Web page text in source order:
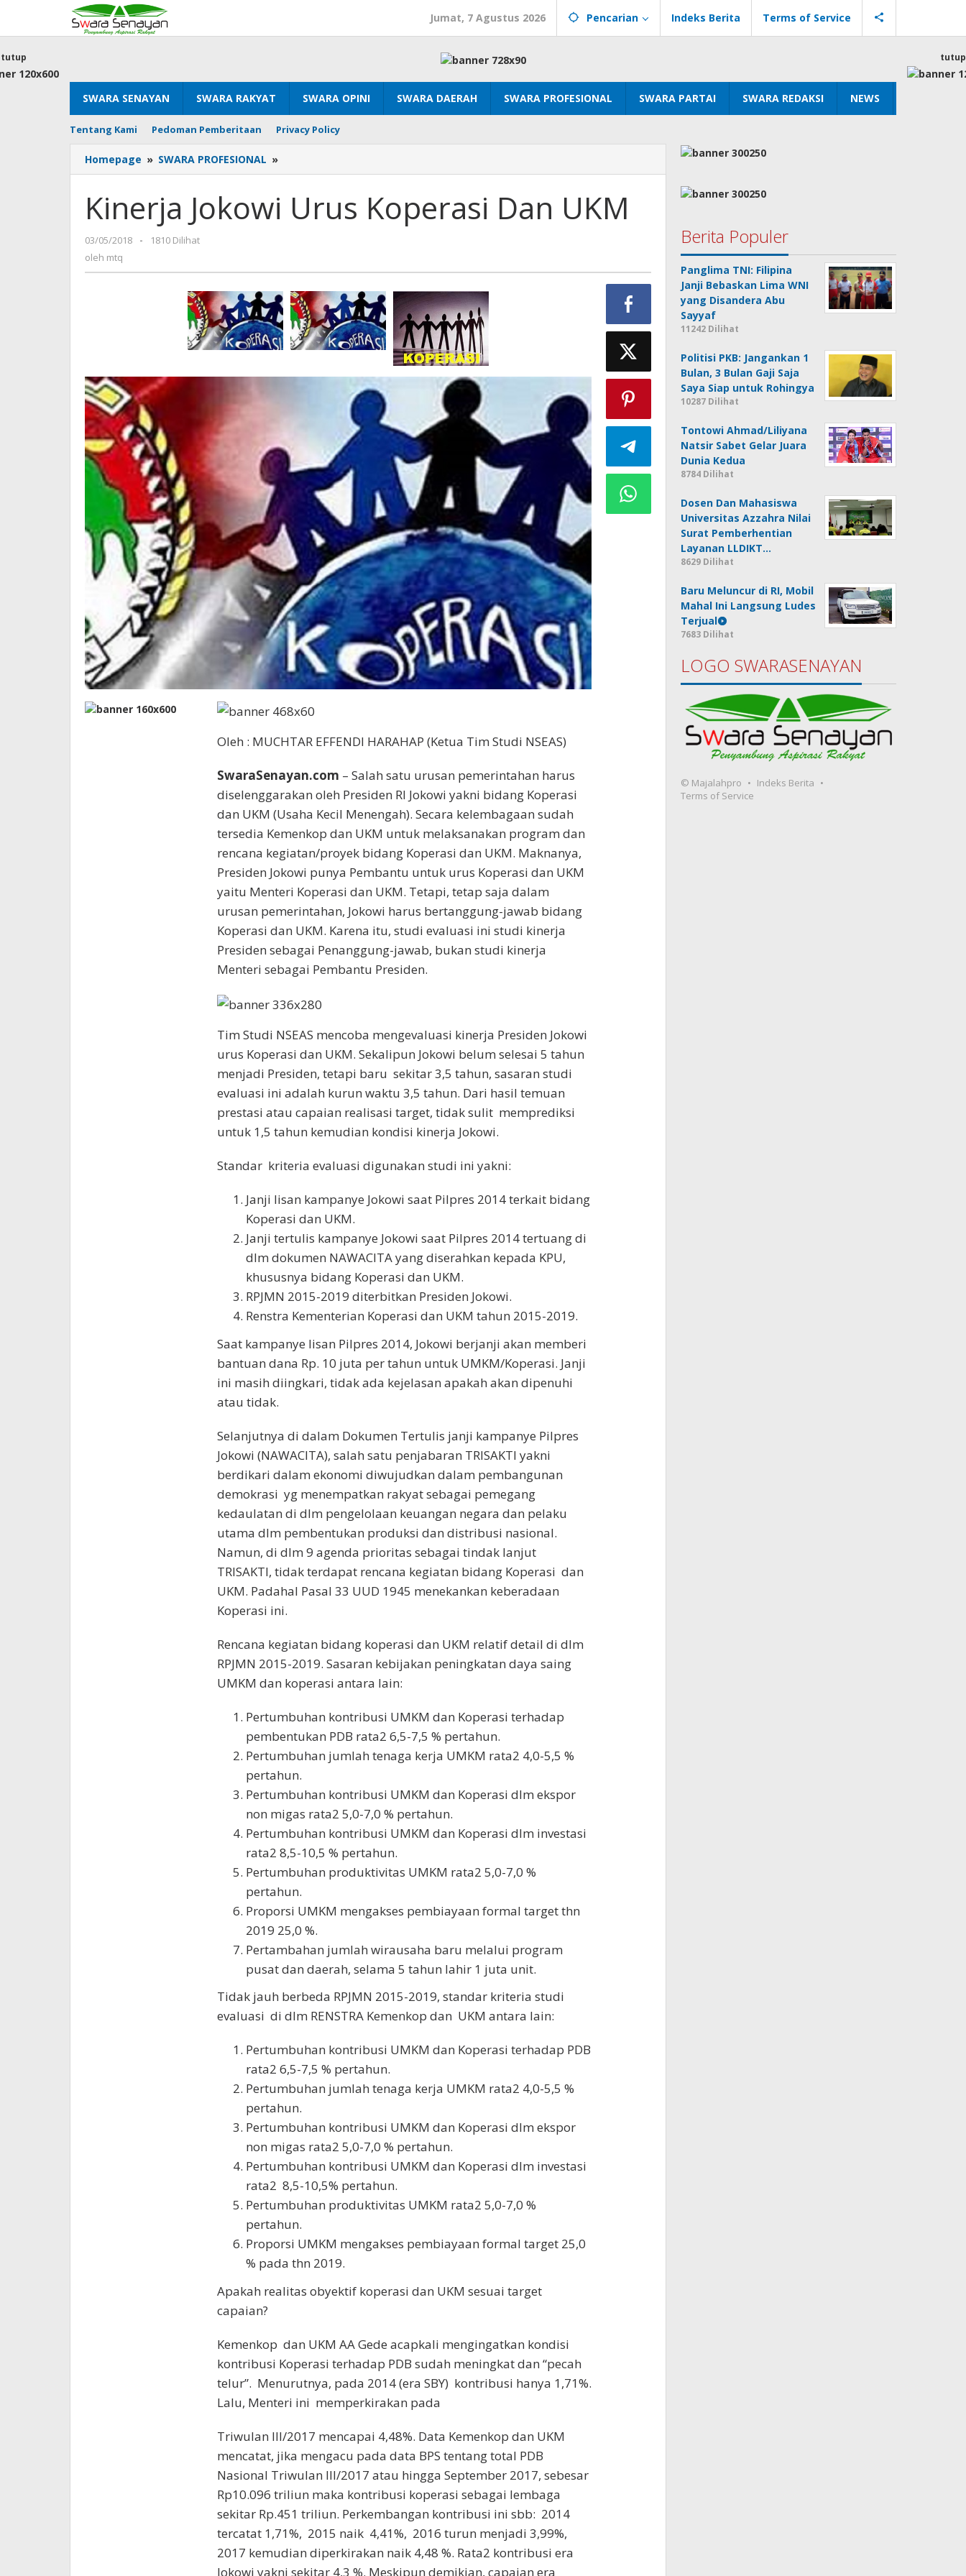
konten
Jumat, 7 Agustus 2026 Pencarian Indeks Berita Terms of Service
SWARA SENAYAN SWARA RAKYAT SWARA OPINI SWARA DAERAH SWARA PROFESIONAL SWARA PARTAI SWARA REDAKSI NEWS
Tentang Kami Pedoman Pemberitaan Privacy Policy
tutup tutup
Homepage » SWARA PROFESIONAL »
Jokowi
Koperasi
Dan
Kinerja Jokowi Urus Koperasi Dan UKM
03/05/2018
oleh
-
1810 Dilihat
oleh mtq
Oleh : MUCHTAR EFFENDI HARAHAP (Ketua Tim Studi NSEAS)
SwaraSenayan.com – Salah satu urusan pemerintahan harus
diselenggarakan oleh Presiden RI Jokowi yakni bidang Koperasi
dan UKM (Usaha Kecil Menengah). Secara kelembagaan sudah
tersedia Kemenkop dan UKM untuk melaksanakan program dan
rencana kegiatan/proyek bidang Koperasi dan UKM. Maknanya,
Presiden Jokowi punya Pembantu untuk urus Koperasi dan UKM
yaitu Menteri Koperasi dan UKM. Tetapi, tetap saja dalam
urusan pemerintahan, Jokowi harus bertanggung-jawab bidang
Koperasi dan UKM. Karena itu, studi evaluasi ini studi kinerja
Presiden sebagai Penanggung-jawab, bukan studi kinerja
Menteri sebagai Pembantu Presiden.
Tim Studi NSEAS mencoba mengevaluasi kinerja Presiden Jokowi
urus Koperasi dan UKM. Sekalipun Jokowi belum selesai 5 tahun
menjadi Presiden, tetapi baru sekitar 3,5 tahun, sasaran studi
evaluasi ini adalah kurun waktu 3,5 tahun. Dari hasil temuan
prestasi atau capaian realisasi target, tidak sulit memprediksi
untuk 1,5 tahun kemudian kondisi kinerja Jokowi.
Standar kriteria evaluasi digunakan studi ini yakni:
Janji lisan kampanye Jokowi saat Pilpres 2014 terkait bidang
Koperasi dan UKM.
Janji tertulis kampanye Jokowi saat Pilpres 2014 tertuang di
dlm dokumen NAWACITA yang diserahkan kepada KPU,
khususnya bidang Koperasi dan UKM.
RPJMN 2015-2019 diterbitkan Presiden Jokowi.
Renstra Kementerian Koperasi dan UKM tahun 2015-2019.
Saat kampanye lisan Pilpres 2014, Jokowi berjanji akan memberi
bantuan dana Rp. 10 juta per tahun untuk UMKM/Koperasi. Janji
ini masih diingkari, tidak ada kejelasan apakah akan dipenuhi
atau tidak.
Selanjutnya di dalam Dokumen Tertulis janji kampanye Pilpres
Jokowi (NAWACITA), salah satu penjabaran TRISAKTI yakni
berdikari dalam ekonomi diwujudkan dalam pembangunan
demokrasi yg menempatkan rakyat sebagai pemegang
kedaulatan di dlm pengelolaan keuangan negara dan pelaku
utama dlm pembentukan produksi dan distribusi nasional.
Namun, di dlm 9 agenda prioritas sebagai tindak lanjut
TRISAKTI, tidak terdapat rencana kegiatan bidang Koperasi dan
UKM. Padahal Pasal 33 UUD 1945 menekankan keberadaan
Koperasi ini.
Rencana kegiatan bidang koperasi dan UKM relatif detail di dlm
RPJMN 2015-2019. Sasaran kebijakan peningkatan daya saing
UMKM dan koperasi antara lain:
Pertumbuhan kontribusi UMKM dan Koperasi terhadap
pembentukan PDB rata2 6,5-7,5 % pertahun.
Pertumbuhan jumlah tenaga kerja UMKM rata2 4,0-5,5 %
pertahun.
Pertumbuhan kontribusi UMKM dan Koperasi dlm ekspor
non migas rata2 5,0-7,0 % pertahun.
Pertumbuhan kontribusi UMKM dan Koperasi dlm investasi
rata2 8,5-10,5 % pertahun.
Pertumbuhan produktivitas UMKM rata2 5,0-7,0 %
pertahun.
Proporsi UMKM mengakses pembiayaan formal target thn
2019 25,0 %.
Pertambahan jumlah wirausaha baru melalui program
pusat dan daerah, selama 5 tahun lahir 1 juta unit.
Tidak jauh berbeda RPJMN 2015-2019, standar kriteria studi
evaluasi di dlm RENSTRA Kemenkop dan UKM antara lain:
Pertumbuhan kontribusi UMKM dan Koperasi terhadap PDB
rata2 6,5-7,5 % pertahun.
Pertumbuhan jumlah tenaga kerja UMKM rata2 4,0-5,5 %
pertahun.
Pertumbuhan kontribusi UMKM dan Koperasi dlm ekspor
non migas rata2 5,0-7,0 % pertahun.
Pertumbuhan kontribusi UMKM dan Koperasi dlm investasi
rata2 8,5-10,5% pertahun.
Pertumbuhan produktivitas UMKM rata2 5,0-7,0 %
pertahun.
Proporsi UMKM mengakses pembiayaan formal target 25,0
% pada thn 2019.
Apakah realitas obyektif koperasi dan UKM sesuai target
capaian?
Kemenkop dan UKM AA Gede acapkali mengingatkan kondisi
kontribusi Koperasi terhadap PDB sudah meningkat dan “pecah
telur”. Menurutnya, pada 2014 (era SBY) kontribusi hanya 1,71%.
Lalu, Menteri ini memperkirakan pada
Triwulan III/2017 mencapai 4,48%. Data Kemenkop dan UKM
mencatat, jika mengacu pada data BPS tentang total PDB
Nasional Triwulan III/2017 atau hingga September 2017, sebesar
Rp10.096 triliun maka kontribusi koperasi sebagai lembaga
sekitar Rp.451 triliun. Perkembangan kontribusi ini sbb: 2014
tercatat 1,71%, 2015 naik 4,41%, 2016 turun menjadi 3,99%,
2017 kemudian diperkirakan naik 4,48 %. Rata2 kontribusi era
Jokowi yakni sekitar 4,3 %. Meskipun demikian, capaian era
Berita Populer
Panglima TNI: Filipina
Janji Bebaskan Lima WNI
yang Disandera Abu
Sayyaf
11242 Dilihat
Politisi PKB: Jangankan 1
Bulan, 3 Bulan Gaji Saja
Saya Siap untuk Rohingya
10287 Dilihat
Tontowi Ahmad/Liliyana
Natsir Sabet Gelar Juara
Dunia Kedua
8784 Dilihat
Dosen Dan Mahasiswa
Universitas Azzahra Nilai
Surat Pemberhentian
Layanan LLDIKT…
8629 Dilihat
Baru Meluncur di RI, Mobil
Mahal Ini Langsung Ludes
Terjual
7683 Dilihat
LOGO SWARASENAYAN
© Majalahpro
Indeks Berita
Terms of Service